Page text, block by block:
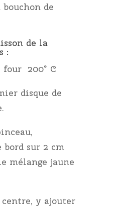
de
de la
:
200° C
disque de
bord sur 2 cm
mélange jaune
y ajouter